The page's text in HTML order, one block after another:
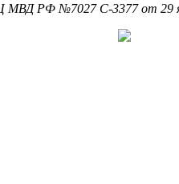
РФ №7027 С-3377 от 29